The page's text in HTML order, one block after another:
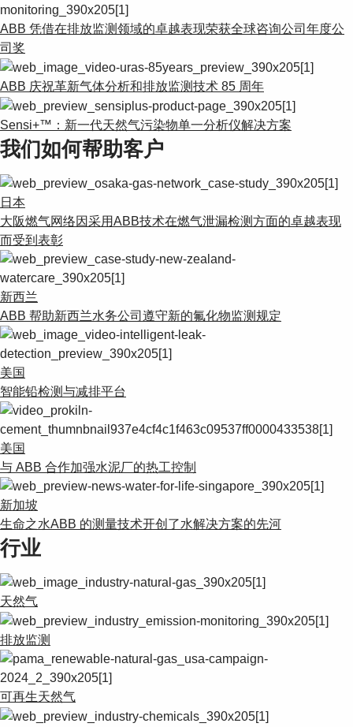
ABB 凭借在排放监测领域的卓越表现荣获全球咨询公司年度公
司奖
ABB 庆祝革新气体分析和排放监测技术 85 周年
Sensi+™：新一代天然气污染物单一分析仪解决方案
我们如何帮助客户
日本
大阪燃气网络因采用ABB技术在燃气泄漏检测方面的卓越表现
而受到表彰
新西兰
ABB 帮助新西兰水务公司遵守新的氟化物监测规定
美国
智能铅检测与减排平台
美国
与 ABB 合作加强水泥厂的热工控制
新加坡
生命之水ABB 的测量技术开创了水解决方案的先河
行业
天然气
排放监测
可再生天然气